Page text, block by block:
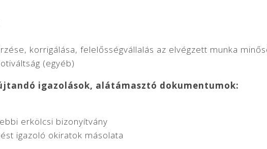
korrigálása, felelősségvállalás az elvégzett munka
(egyéb)
igazolások, alátámasztó dokumentumok:
erkölcsi bizonyítvány
igazoló okiratok másolata